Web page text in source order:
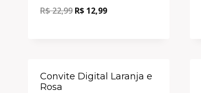
R$22,99 R$ 12,99
Convite Digital Laranja e
Rosa